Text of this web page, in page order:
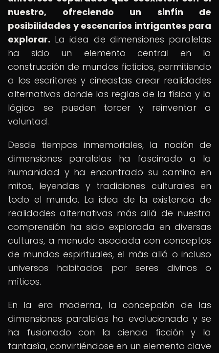
nuestro, ofreciendo un sinfín de
posibilidades y escenarios intrigantes para
explorar. La idea de dimensiones paralelas
ha sido un elemento central en la
construcción de mundos ficticios, permitiendo
a los escritores y cineastas crear realidades
alternativas donde las reglas de la física y la
lógica se pueden torcer y reinventar a
voluntad.
Desde tiempos inmemoriales, la noción de
dimensiones paralelas ha fascinado a la
humanidad y ha encontrado su camino en
mitos, leyendas y tradiciones culturales en
todo el mundo. La idea de la existencia de
realidades alternativas más allá de nuestra
comprensión ha sido explorada en diversas
culturas, a menudo asociada con conceptos
de mundos espirituales, el más allá o incluso
universos habitados por seres divinos o
míticos.
En la era moderna, la concepción de las
dimensiones paralelas ha evolucionado y se
ha fusionado con la ciencia ficción y la
fantasía, convirtiéndose en un elemento clave